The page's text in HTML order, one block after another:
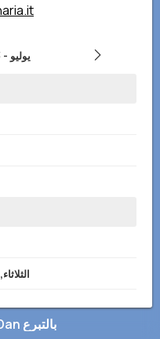
2 يوليو -
دعم DinDonDan بالتبرع